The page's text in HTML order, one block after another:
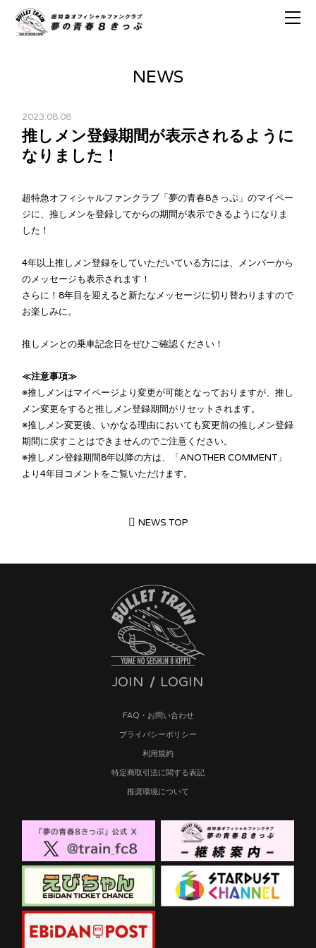
NEWS
2023.08.08
推しメン登録期間が表示されるように
なりました！
超特急オフィシャルファンクラブ「夢の青春8きっぷ」のマイペー
ジに、推しメンを登録してからの期間が表示できるようになりま
した！
4年以上推しメン登録をしていただいている方には、メンバーから
のメッセージも表示されます！
さらに！8年目を迎えると新たなメッセージに切り替わりますので
お楽しみに。
推しメンとの乗車記念日をぜひご確認ください！
≪注意事項≫
※推しメンはマイページより変更が可能となっておりますが、推し
メン変更をすると推しメン登録期間がリセットされます。
※推しメン変更後、いかなる理由においても変更前の推しメン登録
期間に戻すことはできませんのでご注意ください。
※推しメン登録期間8年以降の方は、「ANOTHER COMMENT」
より4年目コメントをご覧いただけます。
NEWS TOP
JOIN LOGIN
FAQ・お問い合わせ
プライバシーポリシー
利用規約
特定商取引法に関する表記
推奨環境について